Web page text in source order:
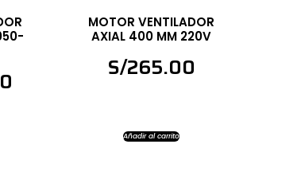
MOTOR VENTILADOR
AXIAL 400 MM 220V
S/265.00
Añadir al carrito